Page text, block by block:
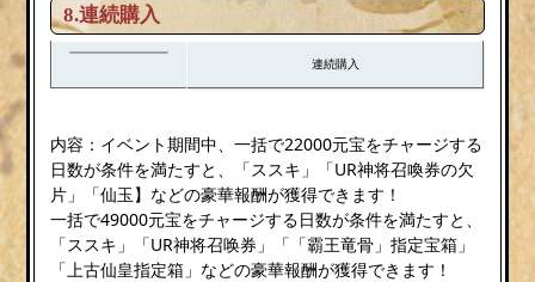
8.連続購入
連続購入
内容：イベント期間中、一括で22000元宝をチャージする
日数が条件を満たすと、「ススキ」「UR神将召喚券の欠
片」「仙玉】などの豪華報酬が獲得できます！
一括で49000元宝をチャージする日数が条件を満たすと、
「ススキ」「UR神将召唤券」「「霸王竜骨」指定宝箱」
「上古仙皇指定箱」などの豪華報酬が獲得できます！